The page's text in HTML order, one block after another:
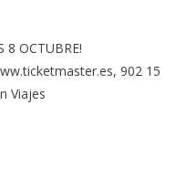
8 OCTUBRE!
902 15
Viajes